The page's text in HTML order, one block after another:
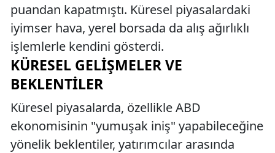
puandan kapatmıştı. Küresel piyasalardaki
iyimser hava, yerel borsada da alış ağırlıklı
işlemlerle kendini gösterdi.
KÜRESEL GELIŞMELER VE
BEKLENTILER
Küresel piyasalarda, özellikle ABD
ekonomisinin "yumuşak iniş" yapabileceğine
yönelik beklentiler, yatırımcılar arasında